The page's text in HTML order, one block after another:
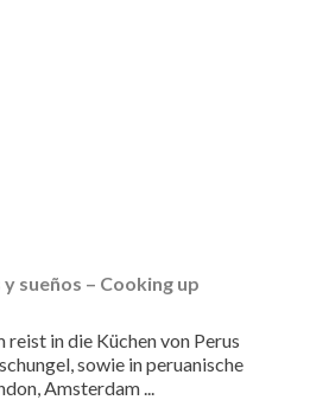
sueños – Cooking up
in die Küchen von Perus
sowie in peruanische
Amsterdam ...